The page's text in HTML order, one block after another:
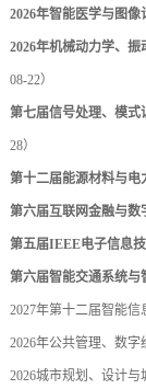
2026年智能医学与图
2026年机械动力学、
08-22）
第七届信号处理、模式
28）
第十二届能源材料与电
第六届互联网金融与数
第五届IEEE电子信息
第六届智能交通系统与
2027年第十二届智能信
2026年公共管理、数字
2026城市规划、设计与